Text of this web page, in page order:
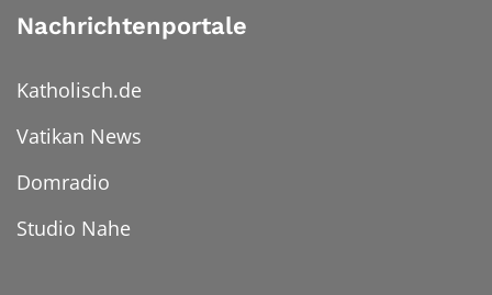
Nachrichtenportale
Katholisch.de
Vatikan News
Domradio
Studio Nahe